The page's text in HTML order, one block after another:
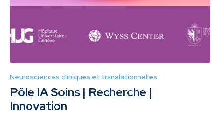
Neurosciences cliniques et translationnelles
Pôle IA Soins | Recherche |
Innovation